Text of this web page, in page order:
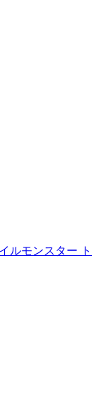
ルモンスター ト